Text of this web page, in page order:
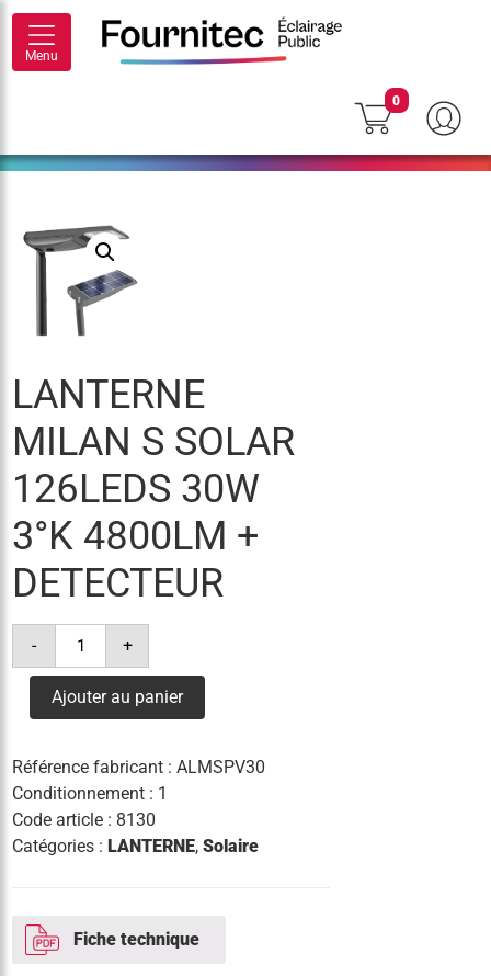
Menu
0
LANTERNE
MILAN S SOLAR
126LEDS 30W
3°K 4800LM +
DETECTEUR
-
quantité
lanterne
s
solar
3°k
4800lm
+
detecteur
+
Ajouter au panier
Référence fabricant :ALMSPV30
Conditionnement : 1
Code article : 8130
Catégories :LANTERNE,Solaire
Fiche technique